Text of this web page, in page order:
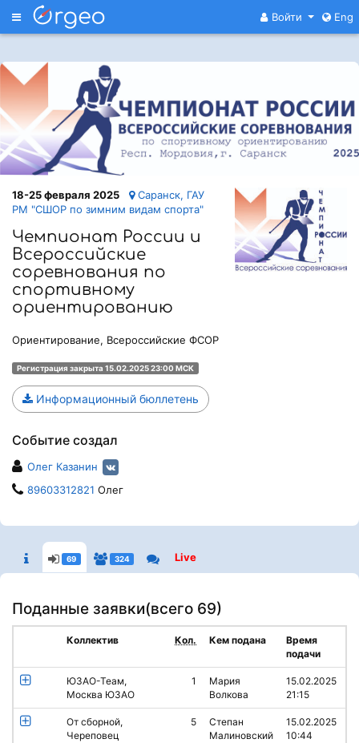
Меню Войти Eng
18-25 февраля 2025
Саранск, ГАУ
РМ "СШОР по зимним видам спорта"
Чемпионат России и
Всероссийские
соревнования по
спортивному
ориентированию
Ориентирование, Всероссийские ФСОР
Регистрация закрыта 15.02.2025 23:00 МСК
Информационный бюллетень
Событие создал
Олег Казанин
89603312821 Олег
69 324 Live
Поданные заявки(всего 69)
Коллектив Кол. Кем подана
Время
подачи
ЮЗАО-Теам,
Москва ЮЗАО
1
Мария
Волкова
15.02.2025
21:15
От сборной,
Череповец
5
Степан
Малиновский
15.02.2025
10:44